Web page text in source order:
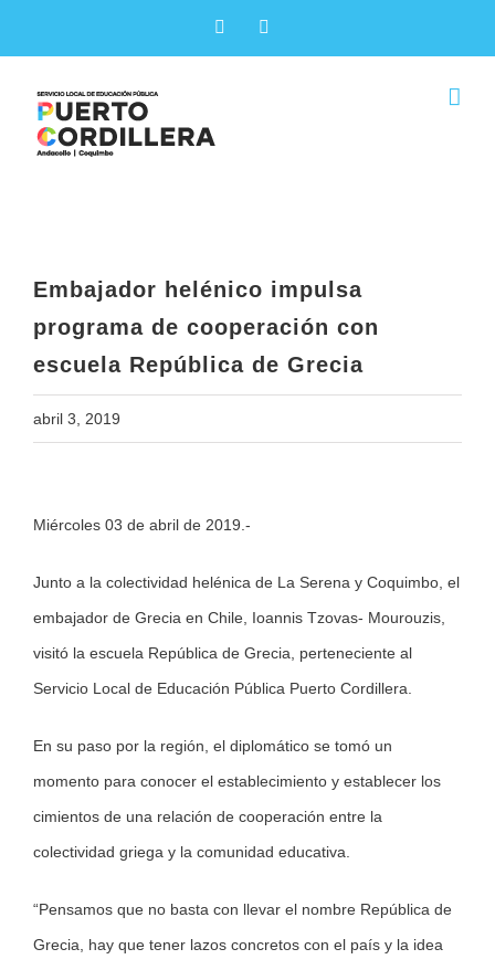
Facebook
Embajador helénico impulsa
programa de cooperación con
escuela República de Grecia
abril 3, 2019
Larger
Miércoles 03 de abril de 2019.-
Junto a la colectividad helénica de La Serena y Coquimbo, el
embajador de Grecia en Chile, Ioannis Tzovas- Mourouzis,
visitó la escuela República de Grecia, perteneciente al
Servicio Local de Educación Pública Puerto Cordillera.
En su paso por la región, el diplomático se tomó un
momento para conocer el establecimiento y establecer los
cimientos de una relación de cooperación entre la
colectividad griega y la comunidad educativa.
“Pensamos que no basta con llevar el nombre República de
Grecia, hay que tener lazos concretos con el país y la idea